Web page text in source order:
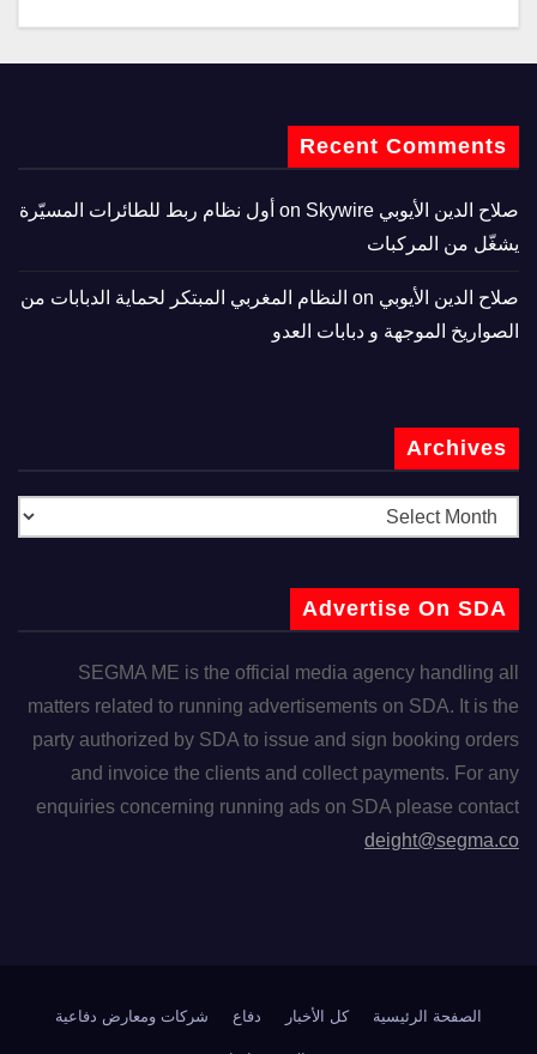
Recent Comments
صلاح الدين الأيوبي
Skywire أول نظام ربط للطائرات المسيّرة
يشغّل من المركبات
صلاح الدين الأيوبي
النظام المغربي المبتكر لحماية الدبابات من
الصواريخ الموجهة و دبابات العدو
Archives
Advertise On SDA
SEGMA ME is the official media agency handling all
matters related to running advertisements on SDA. It is the
party authorized by SDA to issue and sign booking orders
and invoice the clients and collect payments. For any
enquiries concerning running ads on SDA please contact
deight@segma.co
الصفحة الرئيسية كل الأخبار دفاع شركات ومعارض دفاعية